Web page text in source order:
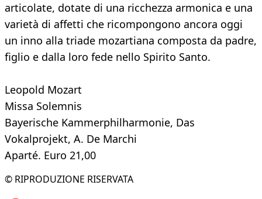
articolate, dotate di una ricchezza armonica e una
varietà di affetti che ricompongono ancora oggi
un inno alla triade mozartiana composta da padre,
figlio e dalla loro fede nello Spirito Santo.
Leopold Mozart
Missa Solemnis
Bayerische Kammerphilharmonie, Das
Vokalprojekt, A. De Marchi
Aparté. Euro 21,00
© RIPRODUZIONE RISERVATA